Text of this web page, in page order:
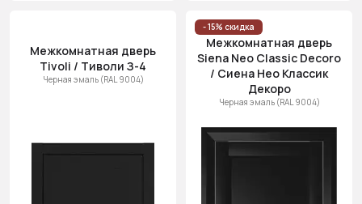
Межкомнатная дверь
Tivoli / Тиволи З-4
Черная эмаль (RAL 9004)
- 15% скидка
Межкомнатная дверь
Siena Neo Classic Decoro
/ Сиена Нео Классик
Декоро
Черная эмаль (RAL 9004)